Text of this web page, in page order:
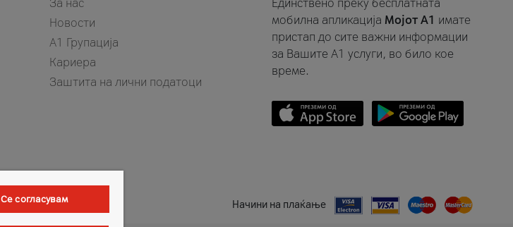
За нас
Новости
А1 Групација
Кариера
Заштита на лични податоци
Единствено преку бесплатната
мобилна апликација Мојот A1 имате
пристап до сите важни информации
за Вашите A1 услуги, во било кое
време.
Начини на плаќање
Се согласувам